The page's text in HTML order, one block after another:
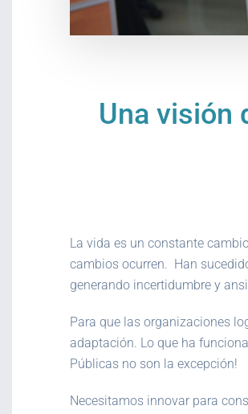
Una visión
La vida es un constante
cambios ocurren. Han
generando incertidumbre y
Para que las organizaciones
adaptación. Lo que ha
Públicas no son la excepción!
Necesitamos innovar para